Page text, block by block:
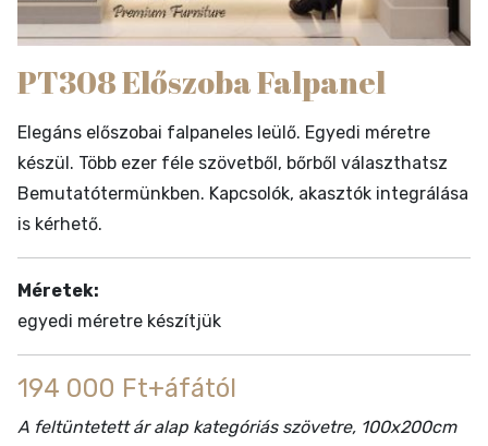
PT308 Előszoba Falpanel
Elegáns előszobai falpaneles leülő. Egyedi méretre
készül. Több ezer féle szövetből, bőrből választhatsz
Bemutatótermünkben. Kapcsolók, akasztók integrálása
is kérhető.
Méretek:
egyedi méretre készítjük
194 000 Ft+áfától
A feltüntetett ár alap kategóriás szövetre, 100x200cm